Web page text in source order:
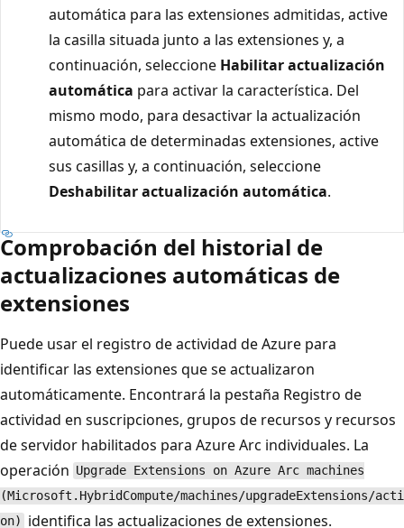
automática para las extensiones admitidas, active
la casilla situada junto a las extensiones y, a
continuación, seleccione Habilitar actualización
automática para activar la característica. Del
mismo modo, para desactivar la actualización
automática de determinadas extensiones, active
sus casillas y, a continuación, seleccione
Deshabilitar actualización automática.
Comprobación del historial de
actualizaciones automáticas de
extensiones
Puede usar el registro de actividad de Azure para
identificar las extensiones que se actualizaron
automáticamente. Encontrará la pestaña Registro de
actividad en suscripciones, grupos de recursos y recursos
de servidor habilitados para Azure Arc individuales. La
operación Upgrade Extensions on Azure Arc machines
(Microsoft.HybridCompute/machines/upgradeExtensions/acti
on)
identifica las actualizaciones de extensiones.